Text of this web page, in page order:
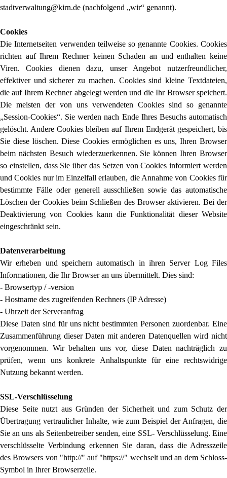
stadtverwaltung@kirn.de (nachfolgend „wir“ genannt).
Cookies
Die Internetseiten verwenden teilweise so genannte Cookies. Cookies
richten auf Ihrem Rechner keinen Schaden an und enthalten keine
Viren. Cookies dienen dazu, unser Angebot nutzerfreundlicher,
effektiver und sicherer zu machen. Cookies sind kleine Textdateien,
die auf Ihrem Rechner abgelegt werden und die Ihr Browser speichert.
Die meisten der von uns verwendeten Cookies sind so genannte
„Session-Cookies“. Sie werden nach Ende Ihres Besuchs automatisch
gelöscht. Andere Cookies bleiben auf Ihrem Endgerät gespeichert, bis
Sie diese löschen. Diese Cookies ermöglichen es uns, Ihren Browser
beim nächsten Besuch wiederzuerkennen. Sie können Ihren Browser
so einstellen, dass Sie über das Setzen von Cookies informiert werden
und Cookies nur im Einzelfall erlauben, die Annahme von Cookies für
bestimmte Fälle oder generell ausschließen sowie das automatische
Löschen der Cookies beim Schließen des Browser aktivieren. Bei der
Deaktivierung von Cookies kann die Funktionalität dieser Website
eingeschränkt sein.
Datenverarbeitung
Wir erheben und speichern automatisch in ihren Server Log Files
Informationen, die Ihr Browser an uns übermittelt. Dies sind:
- Browsertyp / -version
- Hostname des zugreifenden Rechners (IP Adresse)
- Uhrzeit der Serveranfrag
Diese Daten sind für uns nicht bestimmten Personen zuordenbar. Eine
Zusammenführung dieser Daten mit anderen Datenquellen wird nicht
vorgenommen. Wir behalten uns vor, diese Daten nachträglich zu
prüfen, wenn uns konkrete Anhaltspunkte für eine rechtswidrige
Nutzung bekannt werden.
SSL-Verschlüsselung
Diese Seite nutzt aus Gründen der Sicherheit und zum Schutz der
Übertragung vertraulicher Inhalte, wie zum Beispiel der Anfragen, die
Sie an uns als Seitenbetreiber senden, eine SSL- Verschlüsselung. Eine
verschlüsselte Verbindung erkennen Sie daran, dass die Adresszeile
des Browsers von "http://" auf "https://" wechselt und an dem Schloss-
Symbol in Ihrer Browserzeile.